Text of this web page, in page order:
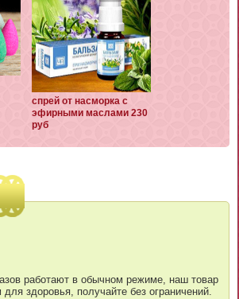
спрей от насморка с
эфирными маслами 230
руб
работают в обычном режиме, наш товар
для здоровья, получайте без ограничений.